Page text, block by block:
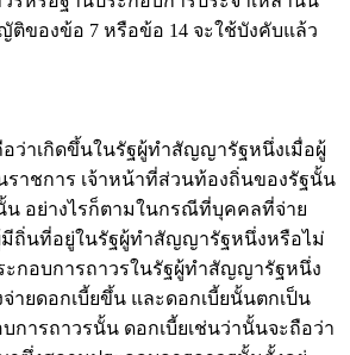
ของข้อ 7 หรือข้อ 14 จะใช้บังคับแล้ว
เกิดขึ้นในรัฐผู้ทำสัญญารัฐหนึ่งเมื่อผู้
ราชการ เจ้าหน้าที่ส่วนท้องถิ่นของรัฐนั้น
อย่างไรก็ตามในกรณีที่บุคคลที่จ่าย
มีถิ่นที่อยู่ในรัฐผู้ทำสัญญารัฐหนึ่งหรือไม่
กอบการถาวรในรัฐผู้ทำสัญญารัฐหนึ่ง
ายดอกเบี้ยขึ้น และดอกเบี้ยนั้นตกเป็น
การถาวรนั้น ดอกเบี้ยเช่นว่านั้นจะถือว่า